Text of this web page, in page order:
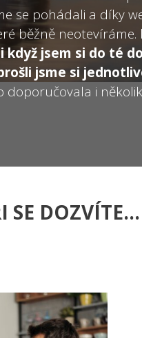
se pohádali a díky
běžně neotevíráme.
jsem si do té
jsme si
doporučovala i
SE DOZVÍTE...